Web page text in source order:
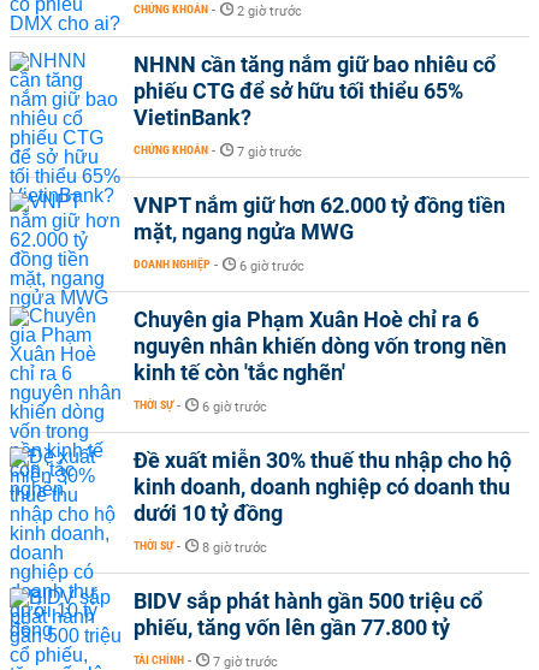
CHỨNG KHOÁN - 2 giờ trước
NHNN cần tăng nắm giữ bao nhiêu cổ
phiếu CTG để sở hữu tối thiểu 65%
VietinBank?
CHỨNG KHOÁN - 7 giờ trước
VNPT nắm giữ hơn 62.000 tỷ đồng tiền
mặt, ngang ngửa MWG
DOANH NGHIỆP - 6 giờ trước
Chuyên gia Phạm Xuân Hoè chỉ ra 6
nguyên nhân khiến dòng vốn trong nền
kinh tế còn 'tắc nghẽn'
THỜI SỰ - 6 giờ trước
Đề xuất miễn 30% thuế thu nhập cho hộ
kinh doanh, doanh nghiệp có doanh thu
dưới 10 tỷ đồng
THỜI SỰ - 8 giờ trước
BIDV sắp phát hành gần 500 triệu cổ
phiếu, tăng vốn lên gần 77.800 tỷ
TÀI CHÍNH - 7 giờ trước